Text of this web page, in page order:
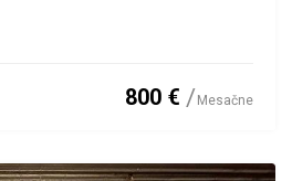
800 € Mesačne